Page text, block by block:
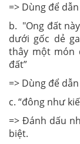
=> Dùng để
b. "Ong đất
dưới gốc dẻ
thây một món
đất”
=> Dùng để
c. “đông như
=> Đánh dấu
biệt.